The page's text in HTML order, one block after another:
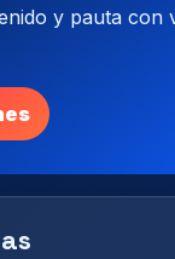
y pauta con